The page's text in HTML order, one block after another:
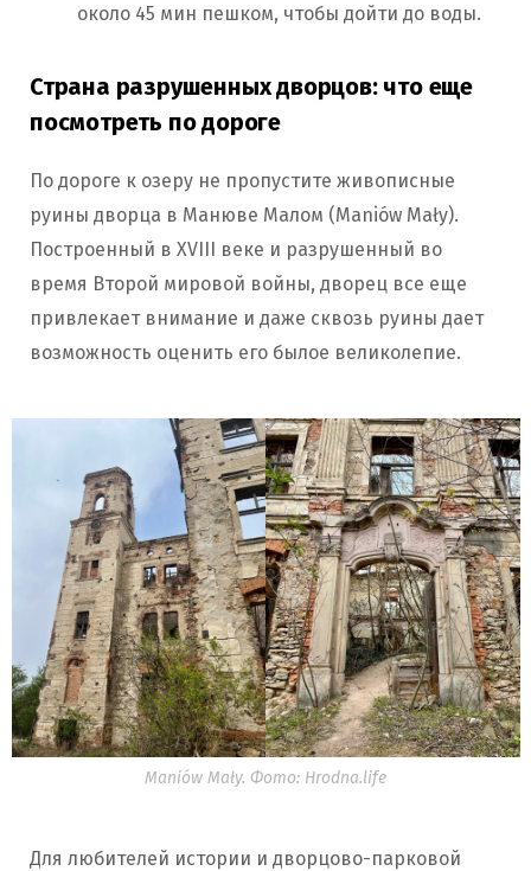
около 45 мин пешком, чтобы дойти до воды.
Страна разрушенных дворцов: что еще
посмотреть по дороге
По дороге к озеру не пропустите живописные
руины дворца в Манюве Малом (Maniów Mały).
Построенный в XVIII веке и разрушенный во
время Второй мировой войны, дворец все еще
привлекает внимание и даже сквозь руины дает
возможность оценить его былое великолепие.
Maniów Mały. Фото: Hrodna.life
Для любителей истории и дворцово-парковой